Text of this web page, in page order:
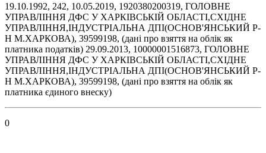
19.10.1992, 242, 10.05.2019, 1920380200319, ГОЛОВНЕ
УПРАВЛІННЯ ДФС У ХАРКІВСЬКІЙ ОБЛАСТІ,СХІДНЕ
УПРАВЛІННЯ,ІНДУСТРІАЛЬНА ДПІ(ОСНОВ'ЯНСЬКИЙ Р-
Н М.ХАРКОВА), 39599198, (дані про взяття на облік як
платника податків) 29.09.2013, 10000001516873, ГОЛОВНЕ
УПРАВЛІННЯ ДФС У ХАРКІВСЬКІЙ ОБЛАСТІ,СХІДНЕ
УПРАВЛІННЯ,ІНДУСТРІАЛЬНА ДПІ(ОСНОВ'ЯНСЬКИЙ Р-
Н М.ХАРКОВА), 39599198, (дані про взяття на облік як
платника єдиного внеску)
0